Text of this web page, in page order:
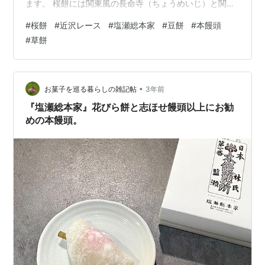
ます。 桜餅には関東風の長命寺（ちょうめいじ）と関西
（中略）あなたはどちらの桜餅がお好みですか？コミュ
ニケーションツールとしてお使い頂ける、楽しいハンカ
チです。 出典：シーズンタオルハンカチ/桜餅（イエロー
グリーン） | 横浜元町 近沢レース店 京都に育った私が慣
れ親しんできたのは、もちろん「道明寺」の桜餅。関東
風はいただいたことがありません。…
#桜餅 #近沢レース #塩瀬総本家 #豆餅 #本饅頭
#草餅
お菓子を巡る暮らしの雑記帖 • 3年前
『塩瀬総本家』花びら餅と志ほせ饅頭以上にお勧
めの本饅頭。